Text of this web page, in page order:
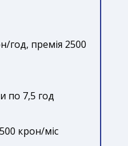
год, премія 2500
по 7,5 год
крон/міс